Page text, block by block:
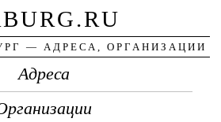
— АДРЕСА, ОРГАНИЗАЦИИ
Адреса